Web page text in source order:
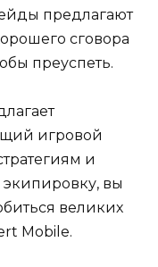
предлагают
сговора
преуспеть.
игровой
и
вы
великих
Mobile.